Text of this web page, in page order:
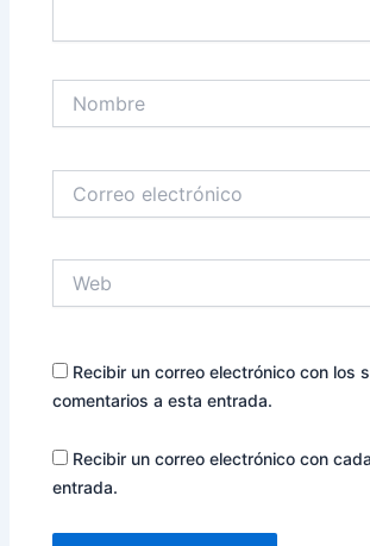
electrónico
Recibir un correo electrónico con los
comentarios a esta entrada.
Recibir un correo electrónico con
entrada.